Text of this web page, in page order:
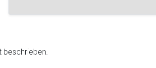
beschrieben.